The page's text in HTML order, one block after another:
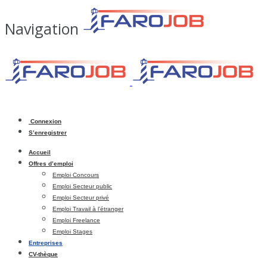
Navigation
Connexion
S’enregistrer
Accueil
Offres d’emploi
Emploi Concours
Emploi Secteur public
Emploi Secteur privé
Emploi Travail à l’étranger
Emploi Freelance
Emploi Stages
Entreprises
CV-thèque